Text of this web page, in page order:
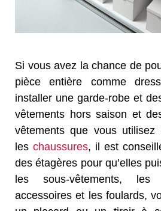
Si vous avez la chance de
pièce entière comme
installer une garde-robe et
vêtements hors saison et
vêtements que vous utilisez
les chaussures, il est
des étagères pour qu’elles
les sous-vêtements, les
accessoires et les foulards,